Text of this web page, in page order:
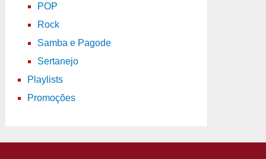
POP
Rock
Samba e Pagode
Sertanejo
Playlists
Promoções